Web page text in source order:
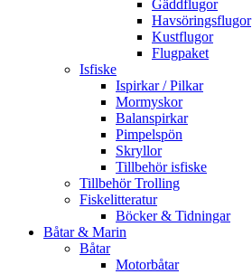
Gäddflugor
Havsöringsflugor
Kustflugor
Flugpaket
Isfiske
Ispirkar / Pilkar
Mormyskor
Balanspirkar
Pimpelspön
Skryllor
Tillbehör isfiske
Tillbehör Trolling
Fiskelitteratur
Böcker & Tidningar
Båtar & Marin
Båtar
Motorbåtar